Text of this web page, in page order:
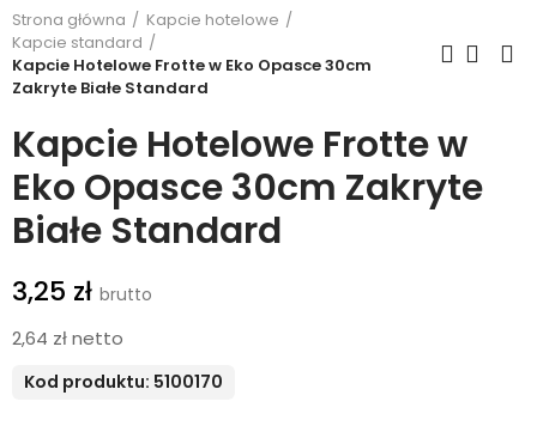
Strona główna
Kapcie hotelowe
Kapcie standard
Kapcie Hotelowe Frotte w Eko Opasce 30cm
Zakryte Białe Standard
Kapcie Hotelowe Frotte w
Eko Opasce 30cm Zakryte
Białe Standard
3,25 zł
2,64 zł netto
Kod produktu: 5100170